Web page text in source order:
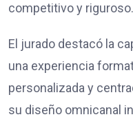
competitivo y riguroso.
El jurado destacó la
una experiencia
personalizada y
su diseño omnicanal